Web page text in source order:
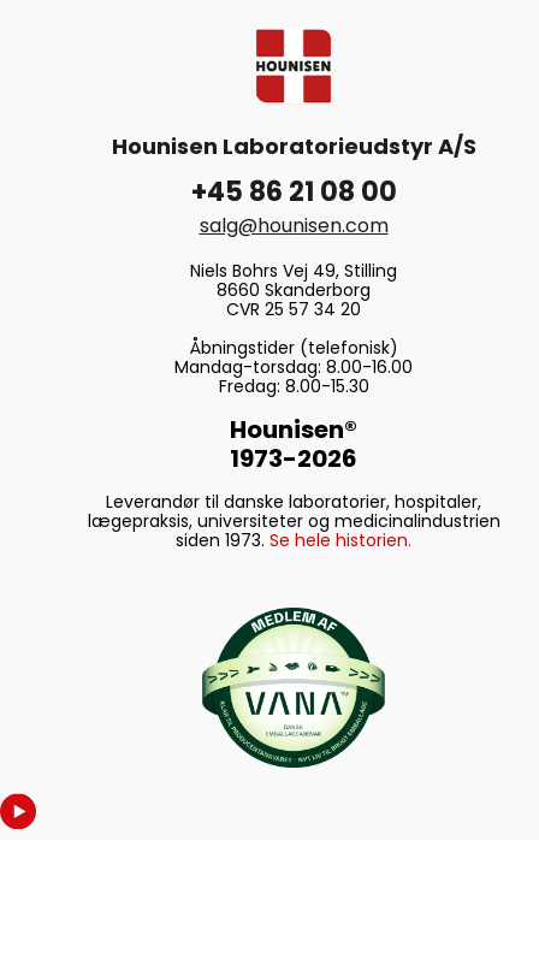
Hounisen Laboratorieudstyr A/S
+45 86 21 08 00
salg@hounisen.com
Niels Bohrs Vej 49, Stilling
8660 Skanderborg
CVR 25 57 34 20
Åbningstider (telefonisk)
Mandag-torsdag: 8.00-16.00
Fredag: 8.00-15.30
Hounisen®
1973-2026
Leverandør til danske laboratorier, hospitaler,
lægepraksis, universiteter og medicinalindustrien
siden 1973. Se hele historien.